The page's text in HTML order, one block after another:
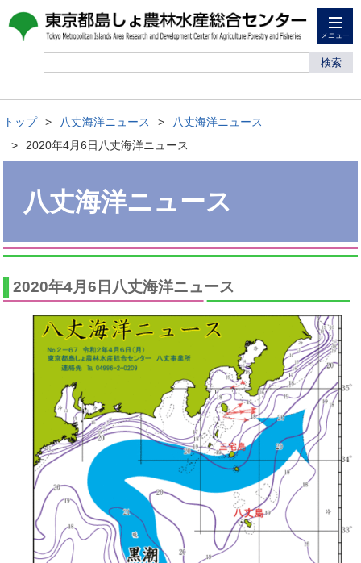
メニュー
検索
トップ 八丈海洋ニュース
八丈海洋ニュース
2020年4月6日八丈海洋ニュース
八丈海洋ニュース
2020年4月6日八丈海洋ニュース